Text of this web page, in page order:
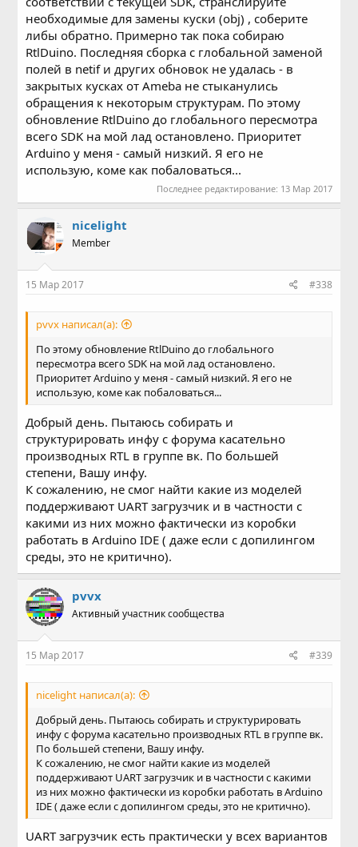
необходимые для замены куски (obj) , соберите
либы обратно. Примерно так пока собираю
RtlDuino. Последняя сборка с глобальной заменой
полей в netif и других обновок не удалась - в
закрытых кусках от Ameba не стыканулись
обращения к некоторым структурам. По этому
обновление RtlDuino до глобального пересмотра
всего SDK на мой лад остановлено. Приоритет
Arduino у меня - самый низкий. Я его не
использую, коме как побаловаться...
Последнее редактирование: 13 Мар 2017
nicelight
Member
15 Мар 2017 #338
pvvx написал(а):
По этому обновление RtlDuino до глобального
пересмотра всего SDK на мой лад остановлено.
Приоритет Arduino у меня - самый низкий. Я его не
использую, коме как побаловаться...
Добрый день. Пытаюсь собирать и
структурировать инфу с форума касательно
производных RTL в группе вк. По большей
степени, Вашу инфу.
К сожалению, не смог найти какие из моделей
поддерживают UART загрузчик и в частности с
какими из них можно фактически из коробки
работать в Arduino IDE ( даже если с допилингом
среды, это не критично).
pvvx
Активный участник сообщества
15 Мар 2017 #339
nicelight написал(а):
Добрый день. Пытаюсь собирать и структурировать
инфу с форума касательно производных RTL в группе вк.
По большей степени, Вашу инфу.
К сожалению, не смог найти какие из моделей
поддерживают UART загрузчик и в частности с какими
из них можно фактически из коробки работать в Arduino
IDE ( даже если с допилингом среды, это не критично).
UART загрузчик есть практически у всех вариантов